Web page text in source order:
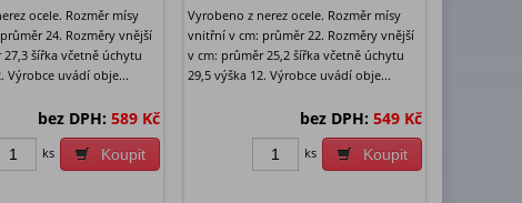
ocele. Rozměr mísy
24. Rozměry vnější
šířka včetně úchytu
Výrobce uvádí obje...
bez DPH: 589 Kč
Koupit
ks
Vyrobeno z nerez ocele. Rozměr mísy
vnitřní v cm: průměr 22. Rozměry vnější
v cm: průměr 25,2 šířka včetně úchytu
29,5 výška 12. Výrobce uvádí obje...
bez DPH: 549 Kč
Koupit
ks